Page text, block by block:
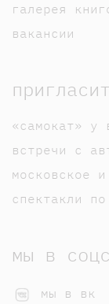
галерея
вакансии
«самокат» у
встречи с
московское
спектакли
мы в
мы в вк